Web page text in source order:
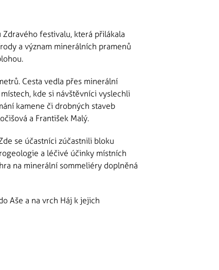
festivalu, která přilákala
a význam minerálních pramenů
Cesta vedla přes minerální
kde si návštěvníci vyslechli
kamene či drobných staveb
a František Malý.
se účastníci zúčastnili bloku
a léčivé účinky místních
na minerální sommeliéry doplněná
Aše a na vrch Háj k jejich